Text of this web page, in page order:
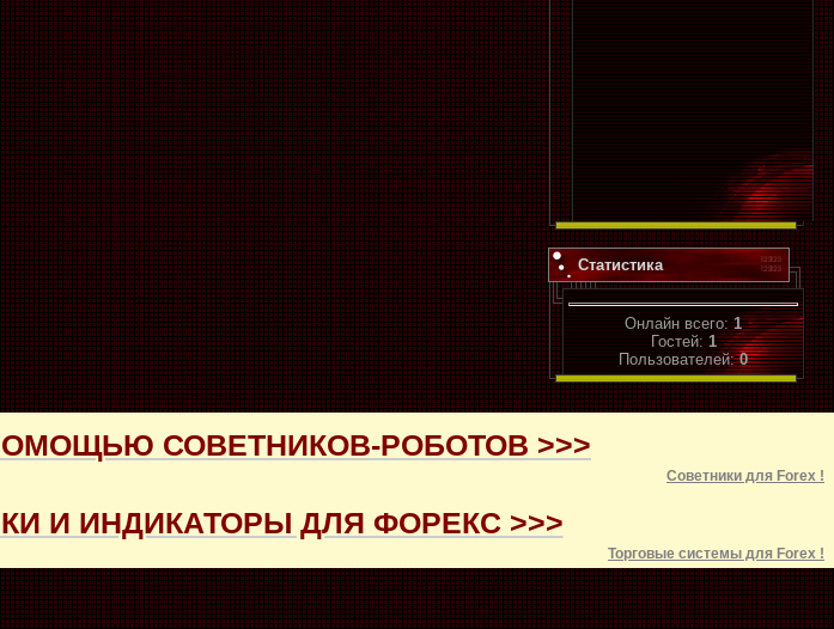
Статистика
Онлайн всего:1
Гостей: 1
Пользователей:0
СОВЕТНИКОВ-РОБОТОВ >>>
Советники для Forex !
И ИНДИКАТОРЫ ДЛЯ ФОРЕКС >>>
Торговые системы для Forex !